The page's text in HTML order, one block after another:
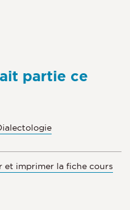
partie ce
et imprimer la fiche cours